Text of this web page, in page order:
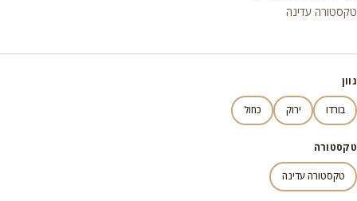
טקסטורה עדינה
גוון
בורדו ירוק כחול
טקסטורה
טקסטורה עדינה